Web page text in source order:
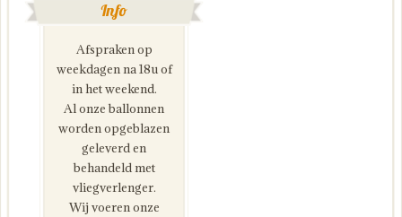
Info
Afspraken op
weekdagen na 18u of
in het weekend.
Al onze ballonnen
worden opgeblazen
geleverd en
behandeld met
vliegverlenger.
Wij voeren onze